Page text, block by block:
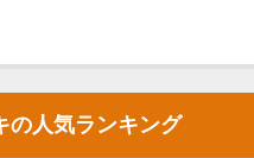
の人気ランキング